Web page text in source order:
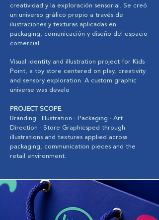
creatividad y la exploración sensorial. Se creó
un universo gráfico propio a través de
ilustraciones y texturas aplicadas en
packaging, comunicación y diseño del espacio
comercial.
Visual identity and illustration project for Kids
Point, a toy store centered on play, creativity
and sensory exploration. A custom graphic
universe was develo
PROJECT SCOPE
Branding · Illustration · Packaging · Art
Direction · Store Graphicsped through
illustrations and textures applied across
packaging, communication pieces and the
retail environment.